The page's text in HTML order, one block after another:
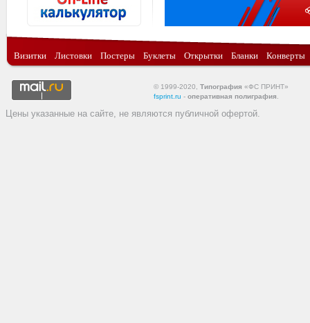
Визитки Листовки Постеры Буклеты Открытки Бланки Конверты
© 1999-2020, Типография «ФС ПРИНТ»
fsprint.ru - оперативная полиграфия
Цены указанные на сайте, не являются публичной офертой.